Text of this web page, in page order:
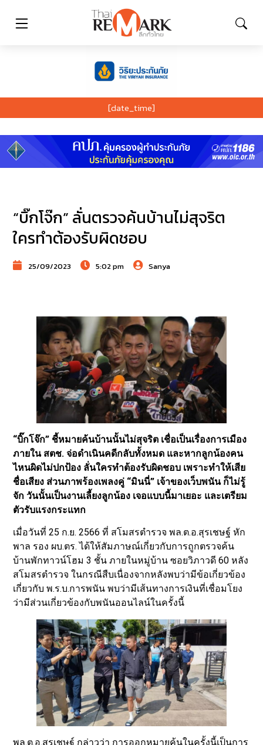
[date_time]
“บิ๊กโจ๊ก” ลั่นตรวจค้นบ้านไม่สุจริต
ใครทำต้องรับผิดชอบ
25/09/2023 5:02 pm Sanya
“บิ๊กโจ๊ก” ชี้หมายค้นบ้านนั้นไม่สุจริต เชื่อเป็นเรื่องการเมือง
ภายใน สตช. จ่อดำเนินคดีกลับทั้งหมด และหากลูกน้องคน
ไหนผิดไม่ปกป้อง ลั่นใครทำต้องรับผิดชอบ เพราะทำให้เสีย
ชื่อเสียง ส่วนภาพร้องเพลงคู่ “มินนี่” เจ้าของเว็บพนัน ก็ไม่รู้
จัก วันนั้นเป็นงานเลี้ยงลูกน้อง เจอแบบนี้มาเยอะ และเตรียม
ตัวรับแรงกระแทก
เมื่อวันที่ 25 ก.ย. 2566 ที่ สโมสรตำรวจ พล.ต.อ.สุรเชษฐ์ หัก
พาล รอง ผบ.ตร. ได้ให้สัมภาษณ์เกี่ยวกับการถูกตรวจค้น
บ้านพักทาวน์โฮม 3 ชั้น ภายในหมู่บ้าน ซอยวิภาวดี 60 หลัง
สโมสรตำรวจ ในกรณีสืบเนื่องจากหลังพบว่ามีข้อเกี่ยวข้อง
เกี่ยวกับ พ.ร.บ.การพนัน พบว่ามีเส้นทางการเงินที่เชื่อมโยง
ว่ามีส่วนเกี่ยวข้องกับพนันออนไลน์ในครั้งนี้
พล.ต.อ.สุรเชษฐ์ กล่าวว่า การออกหมายค้นในครั้งนี้เป็นการ